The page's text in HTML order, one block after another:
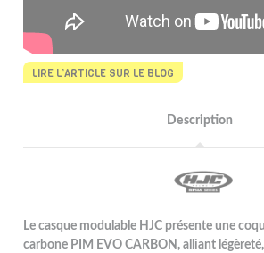
LIRE L’ARTICLE SUR LE BLOG
Description
Le casque modulable HJC présente une
carbone PIM EVO CARBON, alliant